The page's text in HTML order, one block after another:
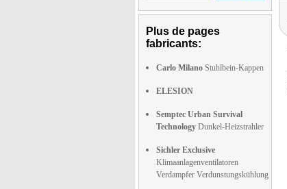
Plus de pages
fabricants:
Carlo Milano Stuhlbein-Kappen
ELESION
Semptec Urban Survival
Technology Dunkel-Heizstrahler
Sichler Exclusive
Klimaanlagenventilatoren
Verdampfer Verdunstungskühlung